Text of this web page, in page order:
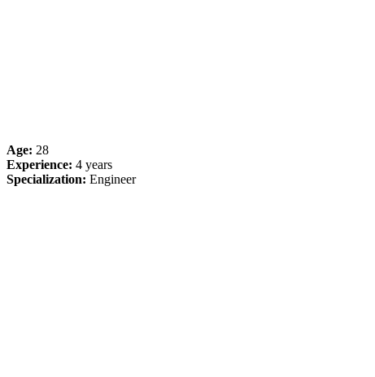
Age: 28
Experience: 4 years
Specialization: Engineer